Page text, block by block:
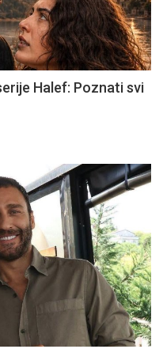
Halef: Poznati svi